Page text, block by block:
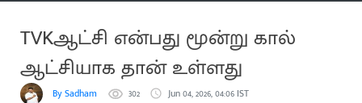
TVKஆட்சி என்பது மூன்று கால்
ஆட்சியாக தான் உள்ளது
By Sadham 302 Jun 04, 2026, 04:06 IST